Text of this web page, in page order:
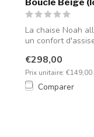
La chaise Noah
un confort
€298,00
Prix unitaire:
Comparer